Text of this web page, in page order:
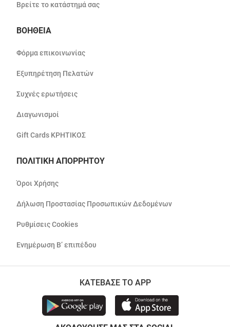
Βρείτε το κατάστημά σας
ΒΟΗΘΕΙΑ
Φόρμα επικοινωνίας
Εξυπηρέτηση Πελατών
Συχνές ερωτήσεις
Διαγωνισμοί
Gift Cards ΚΡΗΤΙΚΟΣ
ΠΟΛΙΤΙΚΗ ΑΠΟΡΡΗΤΟΥ
Όροι Χρήσης
Δήλωση Προστασίας Προσωπικών Δεδομένων
Ρυθμίσεις Cookies
Ενημέρωση Β’ επιπέδου
ΚΑΤΕΒΑΣΕ ΤΟ APP